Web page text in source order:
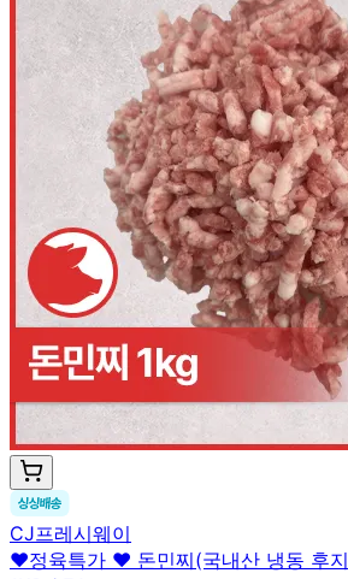
CJ프레시웨이
♥정육특가 ♥ 돈민찌(국내산 냉동 후